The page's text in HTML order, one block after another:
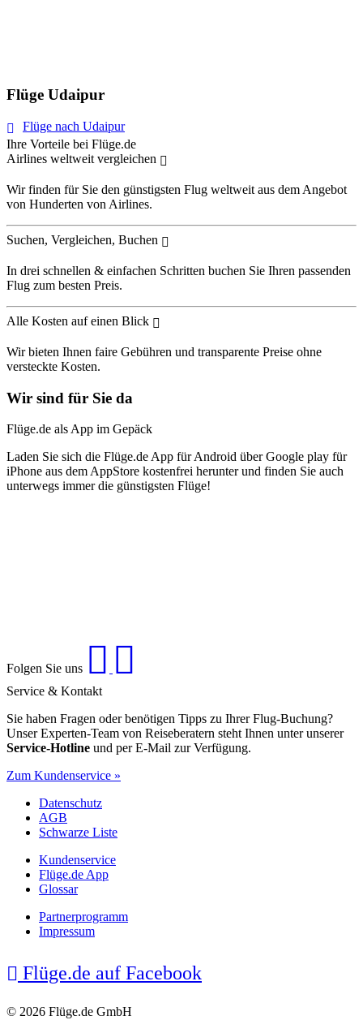
Flüge Udaipur
Flüge nach Udaipur
Ihre Vorteile bei Flüge.de
Airlines weltweit vergleichen
Wir finden für Sie den günstigsten Flug weltweit aus dem Angebot
von Hunderten von Airlines.
Suchen, Vergleichen, Buchen
In drei schnellen & einfachen Schritten buchen Sie Ihren passenden
Flug zum besten Preis.
Alle Kosten auf einen Blick
Wir bieten Ihnen faire Gebühren und transparente Preise ohne
versteckte Kosten.
Wir sind für Sie da
Flüge.de als App im Gepäck
Laden Sie sich die Flüge.de App für Android über Google play für
iPhone aus dem AppStore kostenfrei herunter und finden Sie auch
unterwegs immer die günstigsten Flüge!
Folgen Sie uns
Service & Kontakt
Sie haben Fragen oder benötigen Tipps zu Ihrer Flug-Buchung?
Unser Experten-Team von Reiseberatern steht Ihnen unter unserer
Service-Hotline und per E-Mail zur Verfügung.
Zum Kundenservice »
Datenschutz
AGB
Schwarze Liste
Kundenservice
Flüge.de App
Glossar
Partnerprogramm
Impressum
Flüge.de auf Facebook
© 2026 Flüge.de GmbH